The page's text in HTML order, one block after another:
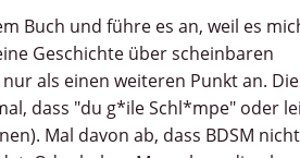
Buch und führe es an, weil es
Geschichte über scheinbaren
als einen weiteren Punkt an. Die
dass "du g*ile Schl*mpe" oder
Mal davon ab, dass BDSM nicht